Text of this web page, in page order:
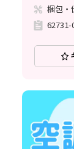
梱包・
62731-